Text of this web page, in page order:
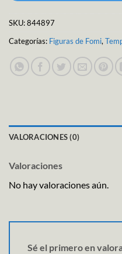
SKU:844897
Categorías: Figuras de Fomi,
VALORACIONES (0)
Valoraciones
No hay valoraciones aún.
Sé el primero en